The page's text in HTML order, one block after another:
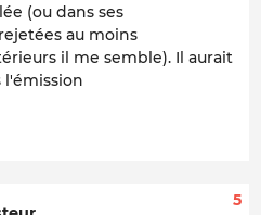
(ou dans ses
au moins
il me semble). Il aurait
l'émission
5